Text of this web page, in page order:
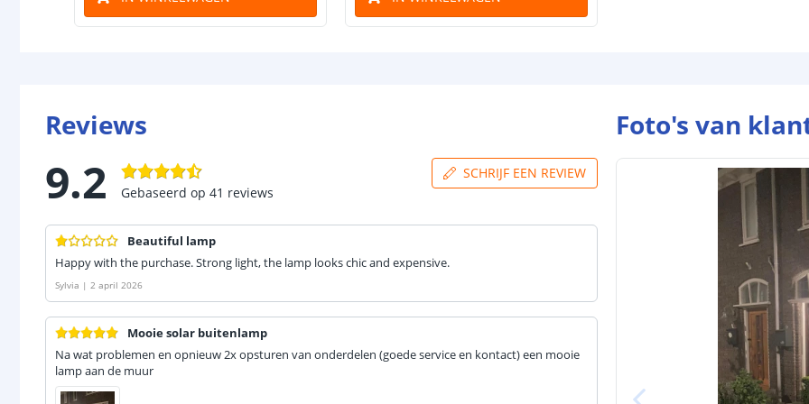
Reviews
9.2 Gebaseerd op 41 reviews
SCHRIJF EEN REVIEW
Beautiful lamp
Happy with the purchase. Strong light, the lamp looks chic and expensive.
Sylvia | 2 april 2026
Mooie solar buitenlamp
Na wat problemen en opnieuw 2x opsturen van onderdelen (goede service en kontact) een mooie
lamp aan de muur
Foto's van